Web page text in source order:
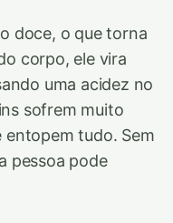
doce, o que torna
corpo, ele vira
uma acidez no
sofrem muito
entopem tudo. Sem
pessoa pode